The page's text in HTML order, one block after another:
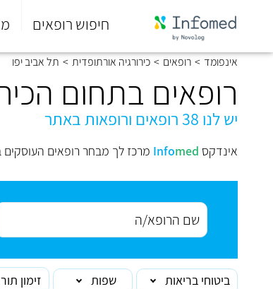
חיפוש רופאים
סוף
התפריט
אינפומד > רופאים > כירורגיה אורתופדית > תל אביב יפו
רופאים בתחום
יש לנו 38 רופאים ורופאות באתר
אינדקס Infomed מרכז לך מבחר רופאים העוסקים
ביטוחי בריאות שפות זימון